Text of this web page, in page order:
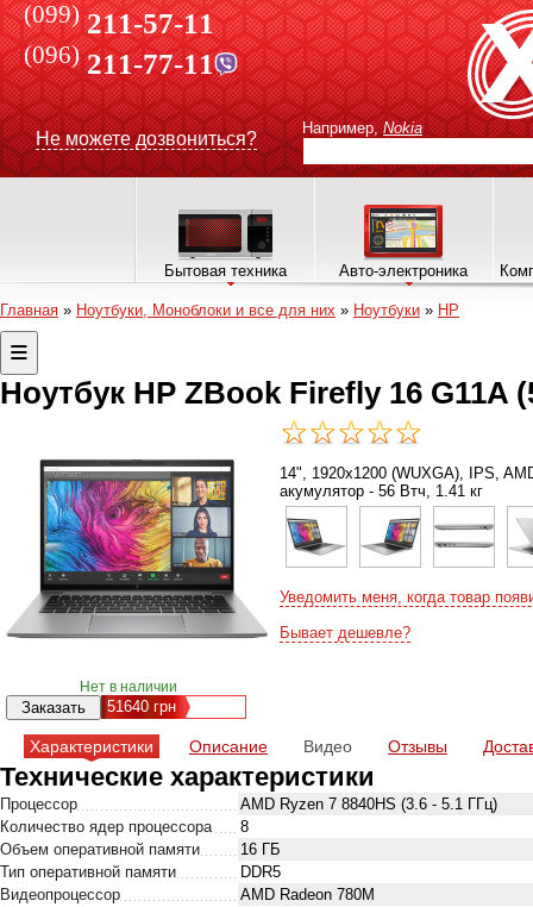
(099) 211-57-11
(096)211-77-11
Не можете дозвониться?
Например, Nokia
Бытовая техника Авто-электроника
Главная » Ноутбуки, Моноблоки и все для них » Ноутбуки » HP
Ноутбук HP ZBook Firefly 16 G11A
Нет в наличии
51640грн
14", 1920x1200 (WUXGA), IPS,
акумулятор - 56 Втч, 1.41 кг
Уведомить меня, когда товар
Бывает дешевле?
Характеристики Описание Видео Отзывы
Технические характеристики
Процессор
AMD Ryzen 7 8840HS (3.6 - 5.1 ГГц)
Количество ядер процессора
8
Объем оперативной памяти
16 ГБ
Тип оперативной памяти
DDR5
Видеопроцессор
AMD Radeon 780M